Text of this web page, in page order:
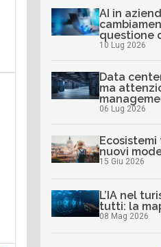
AI in
questione
10 Lug 2026
Data
ma
06 Lug 2026
nuovi
15 Giu 2026
L’IA nel
tutti: la
08 Mag 2026